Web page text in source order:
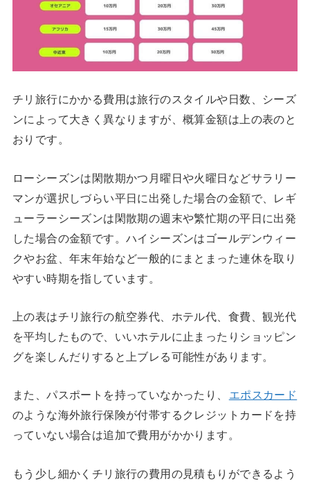
チリ旅行にかかる費用は旅行のスタイルや日数、シーズ
ンによって大きく異なりますが、概算金額は上の表のと
おりです。
ローシーズンは閑散期かつ月曜日や火曜日などサラリー
マンが選択しづらい平日に出発した場合の金額で、レギ
ューラーシーズンは閑散期の週末や繁忙期の平日に出発
した場合の金額です。ハイシーズンはゴールデンウィー
クやお盆、年末年始など一般的にまとまった連休を取り
やすい時期を指しています。
上の表はチリ旅行の航空券代、ホテル代、食費、観光代
を平均したもので、いいホテルに止まったりショッピン
グを楽しんだりすると上ブレる可能性があります。
また、パスポートを持っていなかったり、
エポスカード
のような海外旅行保険が付帯するクレジットカードを持
っていない場合は追加で費用がかかります。
もう少し細かくチリ旅行の費用の見積もりができるよう